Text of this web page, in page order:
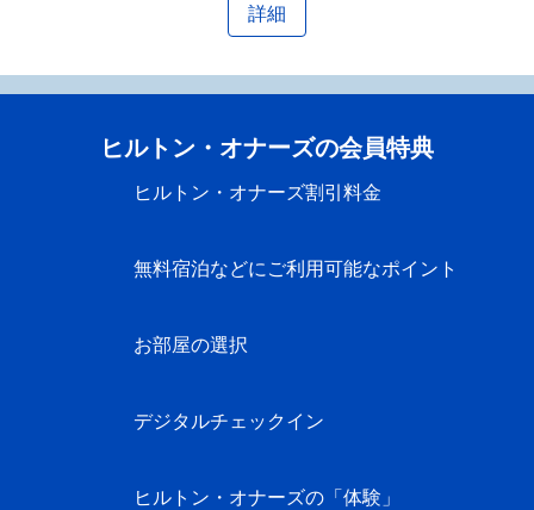
詳細
ヒルトン・オナーズの会員特典
ヒルトン・オナーズ割引料金
無料宿泊などにご利用可能なポイント
お部屋の選択
デジタルチェックイン
ヒルトン・オナーズの「体験」